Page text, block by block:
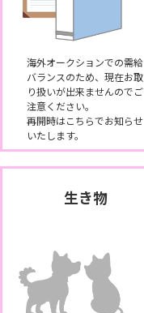
海外オークションでの需給
バランスのため、現在お取
り扱いが出来ませんのでご
注意ください。
再開時はこちらでお知らせ
いたします。
生き物